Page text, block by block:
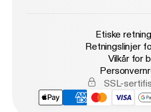
Etiske
Retningslinjer
Vilkår for
SSL-